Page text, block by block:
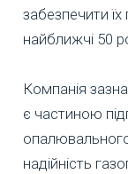
забезпечити
найближчі 50
Компанія
є частиною
надійність